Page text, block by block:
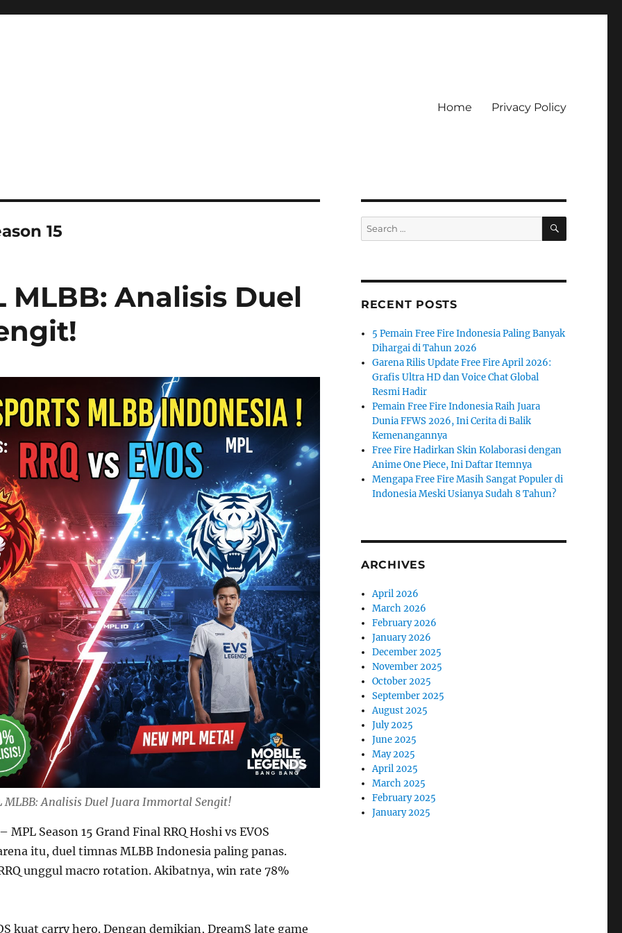
Home Privacy Policy
15
MLBB: Analisis Duel
MLBB: Analisis Duel Juara Immortal Sengit!
MPL Season 15 Grand Final RRQ Hoshi vs EVOS
itu, duel timnas MLBB Indonesia paling panas.
unggul macro rotation. Akibatnya, win rate 78%
kuat carry hero. Dengan demikian, DreamS late game
Search
for:
SEARCH
RECENT POSTS
5 Pemain Free Fire Indonesia Paling Banyak
Dihargai di Tahun 2026
Garena Rilis Update Free Fire April 2026:
Grafis Ultra HD dan Voice Chat Global
Resmi Hadir
Pemain Free Fire Indonesia Raih Juara
Dunia FFWS 2026, Ini Cerita di Balik
Kemenangannya
Free Fire Hadirkan Skin Kolaborasi dengan
Anime One Piece, Ini Daftar Itemnya
Mengapa Free Fire Masih Sangat Populer di
Indonesia Meski Usianya Sudah 8 Tahun?
ARCHIVES
April 2026
March 2026
February 2026
January 2026
December 2025
November 2025
October 2025
September 2025
August 2025
July 2025
June 2025
May 2025
April 2025
March 2025
February 2025
January 2025